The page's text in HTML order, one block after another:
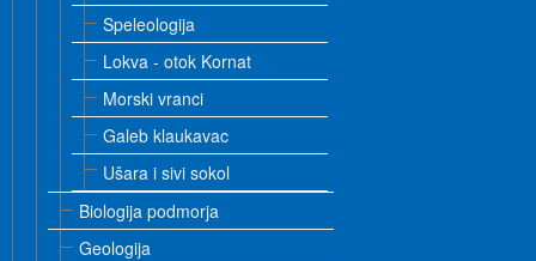
Speleologija
Lokva - otok Kornat
Morski vranci
Galeb klaukavac
Ušara i sivi sokol
Biologija podmorja
Geologija